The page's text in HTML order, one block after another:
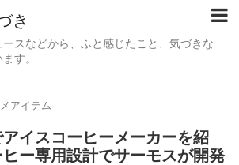
き
スなどから、ふと感じたこと、気づきな
す。
アイテム
イスコーヒーメーカーを紹
ー専用設計でサーモスが開発